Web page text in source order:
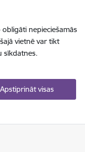
nepieciešamās
vietnē var tikt
sīkdatnes.
Apstiprināt visas